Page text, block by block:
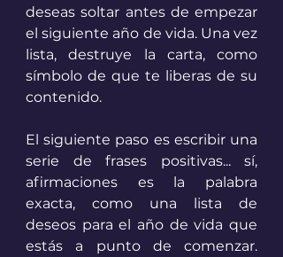
deseas soltar antes de empezar
el siguiente año de vida. Una vez
lista, destruye la carta, como
símbolo de que te liberas de su
contenido.
El siguiente paso es escribir una
serie de frases positivas... sí,
afirmaciones es la palabra
exacta, como una lista de
deseos para el año de vida que
estás a punto de comenzar.